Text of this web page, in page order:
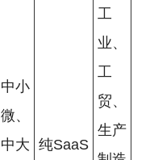
中小
微、
中大
纯SaaS
工
业、
工
贸、
生产